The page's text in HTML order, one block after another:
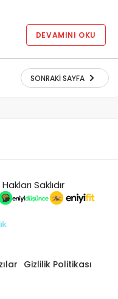
DEVAMINI OKU
SONRAKI SAYFA
Saklıdır
Gizlilik Politikası